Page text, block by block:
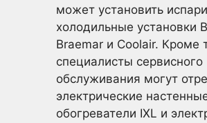
может установить
холодильные установки
Braemar и Coolair. Кроме
специалисты сервисного
обслуживания могут
электрические
обогреватели IXL и